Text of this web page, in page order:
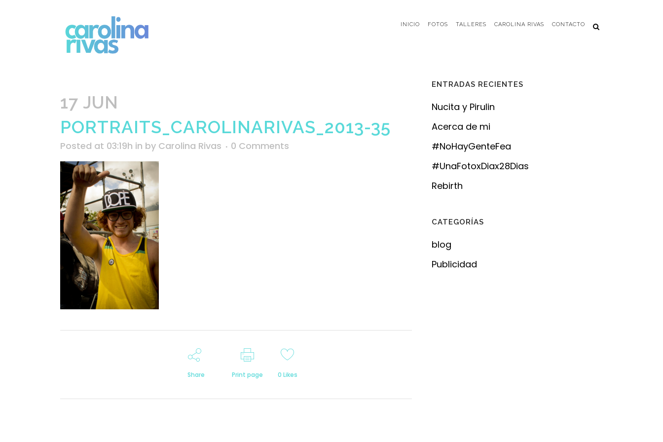
INICIO FOTOS TALLERES CAROLINA RIVAS CONTACTO
17 JUN
PORTRAITS_CAROLINARIVAS_2013-35
Posted at 03:19h in by Carolina Rivas 0 Comments
Share Print page 0 Likes
ENTRADAS RECIENTES
Nucita y Pirulin
Acerca de mi
#NoHayGenteFea
#UnaFotoxDiax28Dias
Rebirth
CATEGORÍAS
blog
Publicidad